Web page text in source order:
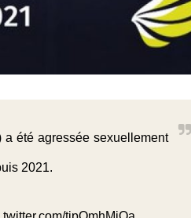
été agressée sexuellement
2021.